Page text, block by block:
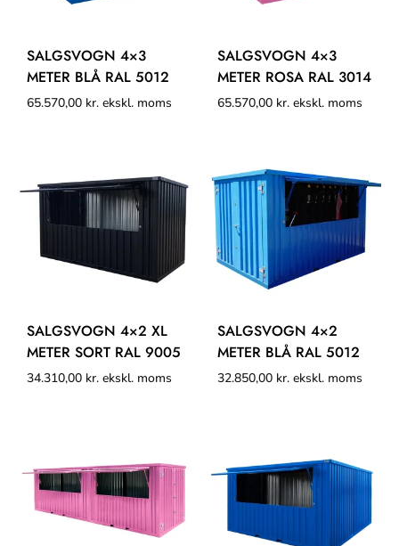
SALGSVOGN 4×3
METER BLÅ RAL 5012
65.570,00 kr. ekskl. moms
SALGSVOGN 4×3
METER ROSA RAL 3014
65.570,00 kr. ekskl. moms
SALGSVOGN 4×2 XL
METER SORT RAL 9005
34.310,00 kr. ekskl. moms
SALGSVOGN 4×2
METER BLÅ RAL 5012
32.850,00 kr. ekskl. moms